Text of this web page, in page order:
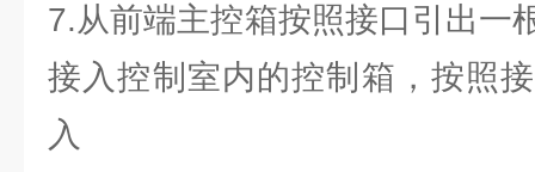
7.从前端主控箱按照接口引出一
接入控制室内的控制箱，按照
入